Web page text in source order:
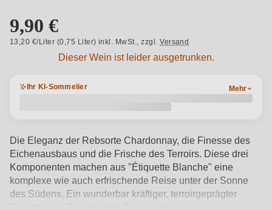
9,90 €
13,20 €/Liter (0,75 Liter) inkl. MwSt.,zzgl.Versand
Dieser Wein ist leider ausgetrunken.
Ihr KI-Sommelier Mehr
Die Eleganz der Rebsorte Chardonnay, die Finesse des
Eichenausbaus und die Frische des Terroirs. Diese drei
Komponenten machen aus "Étiquette Blanche" eine
komplexe wie auch erfrischende Reise unter der Sonne
des Südens. Ein wunderbar kräftiger, terroirgeprägter